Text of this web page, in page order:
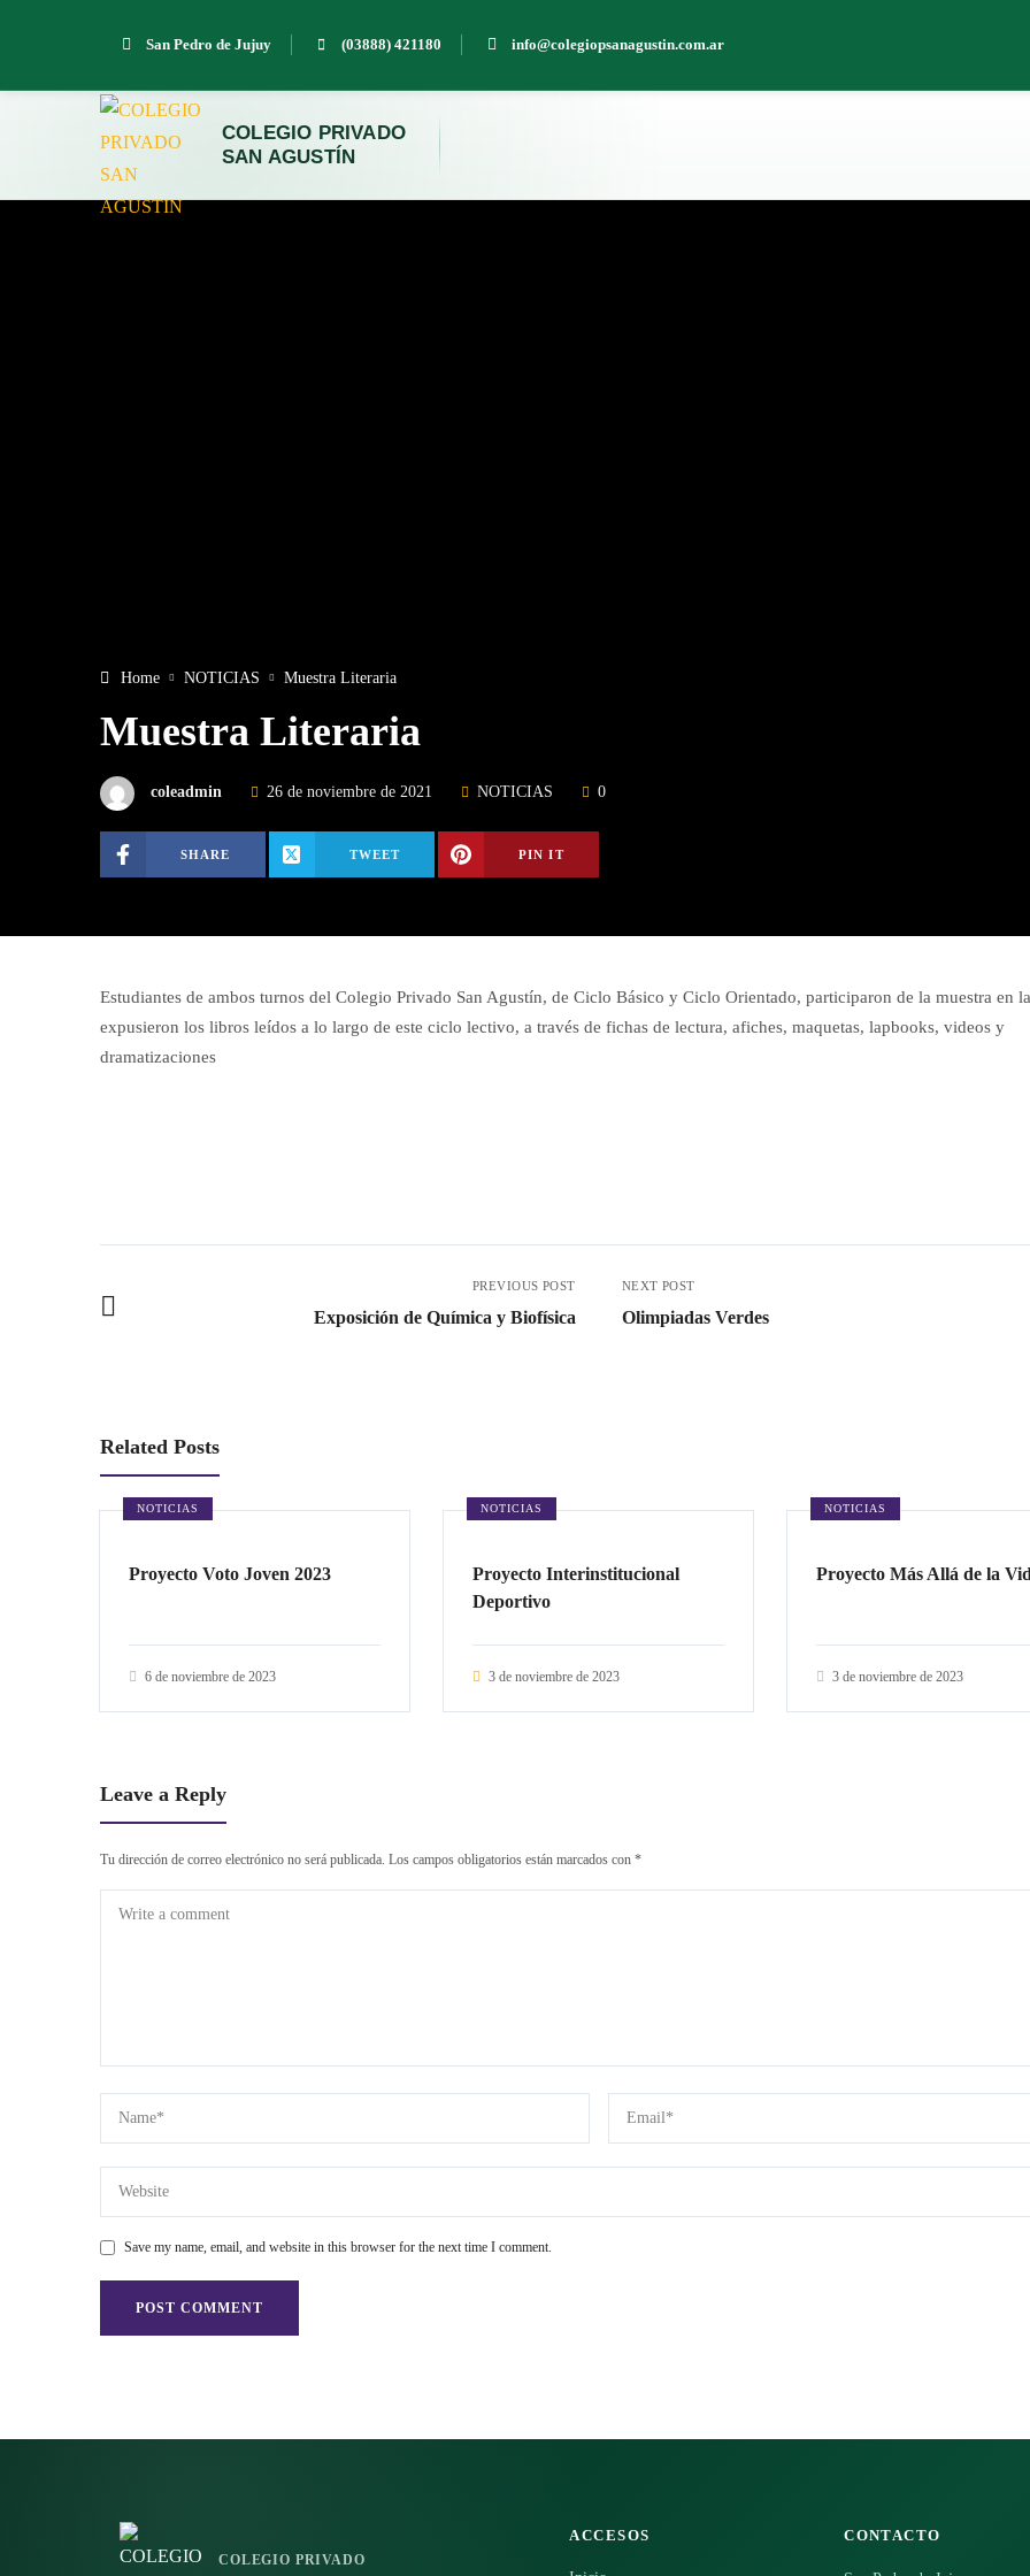
San Pedro de Jujuy (03888) 421180 info@colegiopsanagustin.com.ar
Home NOTICIAS Muestra Literaria
Muestra Literaria
coleadmin 26 de noviembre de 2021 NOTICIAS 0
SHARE TWEET PIN IT
Estudiantes de ambos turnos del Colegio Privado San Agustín, de Ciclo Básico y Ciclo Orientado, participaron de la muestra en
expusieron los libros leídos a lo largo de este ciclo lectivo, a través de fichas de lectura, afiches, maquetas, lapbooks, videos y
dramatizaciones
PREVIOUS POST
Exposición de Química y Biofísica
NEXT POST
Olimpiadas Verdes
Related Posts
NOTICIAS
Proyecto Voto Joven 2023
6 de noviembre de 2023
NOTICIAS
Proyecto Interinstitucional
Deportivo
3 de noviembre de 2023
NOTICIAS
Proyecto Más Allá de la
3 de noviembre de 2023
Leave a Reply
Tu dirección de correo electrónico no será publicada. Los campos obligatorios están marcados con *
Save my name, email, and website in this browser for the next time I comment.
COLEGIO PRIVADO
ACCESOS CONTACTO